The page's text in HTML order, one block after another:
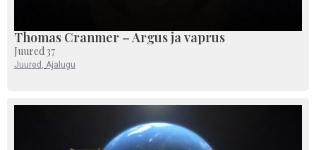
Thomas Cranmer – Argus ja vaprus
Juured 37
Juured , Ajalugu